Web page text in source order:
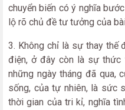
chuyển biến có ý nghĩa
lộ rõ chủ đề tư tưởng của
3. Không chỉ là sự thay thế
điện, ở đây còn là sự thức
những ngày tháng đã qua,
sống, của tự nhiên, là sức
thời gian của tri kỉ, nghĩa